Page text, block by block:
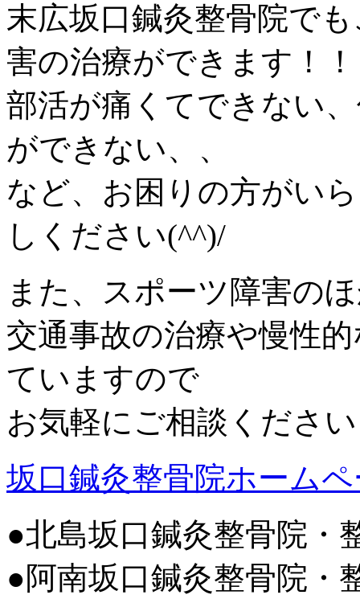
末広坂口鍼灸整骨院で
害の治療ができます！！
部活が痛くてできない
ができない、、
など、お困りの方がい
しください(^^)/
また、スポーツ障害の
交通事故の治療や慢性
ていますので
お気軽にご相談くださ
坂口鍼灸整骨院ホーム
●北島坂口鍼灸整骨院・
●阿南坂口鍼灸整骨院・